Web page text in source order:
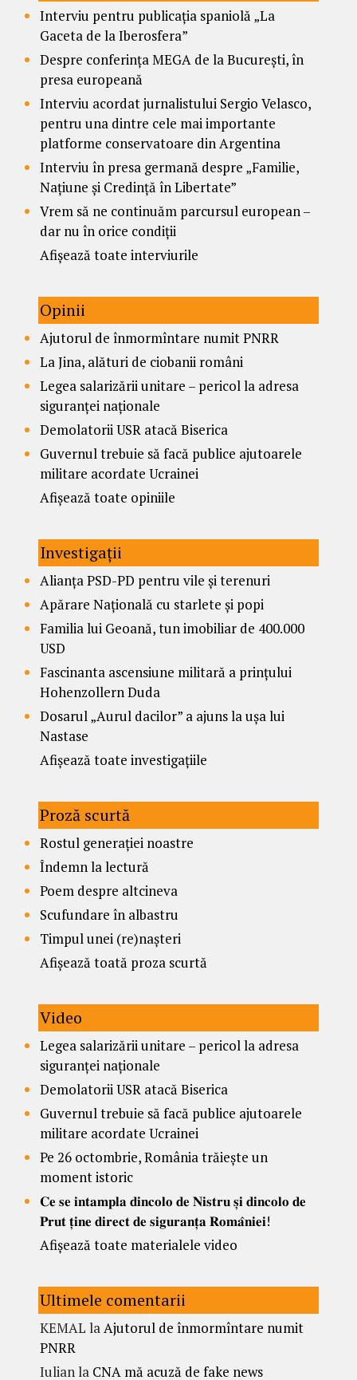
Interviu pentru publicația spaniolă „La
Gaceta de la Iberosfera”
Despre conferința MEGA de la București, în
presa europeană
Interviu acordat jurnalistului Sergio Velasco,
pentru una dintre cele mai importante
platforme conservatoare din Argentina
Interviu în presa germană despre „Familie,
Națiune și Credință în Libertate”
Vrem să ne continuăm parcursul european –
dar nu în orice condiții
Afișează toate interviurile
Opinii
Ajutorul de înmormîntare numit PNRR
La Jina, alături de ciobanii români
Legea salarizării unitare – pericol la adresa
siguranței naționale
Demolatorii USR atacă Biserica
Guvernul trebuie să facă publice ajutoarele
militare acordate Ucrainei
Afișează toate opiniile
Investigații
Alianța PSD-PD pentru vile și terenuri
Apărare Națională cu starlete și popi
Familia lui Geoană, tun imobiliar de 400.000
USD
Fascinanta ascensiune militară a prințului
Hohenzollern Duda
Dosarul „Aurul dacilor” a ajuns la ușa lui
Nastase
Afișează toate investigațiile
Proză scurtă
Rostul generației noastre
Îndemn la lectură
Poem despre altcineva
Scufundare în albastru
Timpul unei (re)nașteri
Afișează toată proza scurtă
Video
Legea salarizării unitare – pericol la adresa
siguranței naționale
Demolatorii USR atacă Biserica
Guvernul trebuie să facă publice ajutoarele
militare acordate Ucrainei
Pe 26 octombrie, România trăiește un
moment istoric
𝐂𝐞 𝐬𝐞 𝐢𝐧𝐭𝐚𝐦𝐩𝐥𝐚 𝐝𝐢𝐧𝐜𝐨𝐥𝐨 𝐝𝐞 𝐍𝐢𝐬𝐭𝐫𝐮 𝐬̦𝐢 𝐝𝐢𝐧𝐜𝐨𝐥𝐨 𝐝𝐞
𝐏𝐫𝐮𝐭 𝐭̦𝐢𝐧𝐞 𝐝𝐢𝐫𝐞𝐜𝐭 𝐝𝐞 𝐬𝐢𝐠𝐮𝐫𝐚𝐧𝐭̦𝐚 𝐑𝐨𝐦𝐚̂𝐧𝐢𝐞𝐢!
Afișează toate materialele video
Ultimele comentarii
KEMAL laAjutorul de înmormîntare numit
PNRR
Iulianla CNA mă acuză de fake news